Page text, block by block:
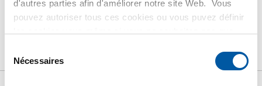
d'autres parties afin d'améliorer notre site Web. Vous
pouvez autoriser tous ces cookies ou vous puvez définir
plus d'informations sur les cookies que nous conservons
et les parties avec lesquelles nous travaillons dans notre
Nécessaires
PRODUIT
DESCRIPTION DU PRODUIT
LISTE DE PRIX BRUT
TÉLÉCHARGEMENTS
CARACTÉRISTIQUES